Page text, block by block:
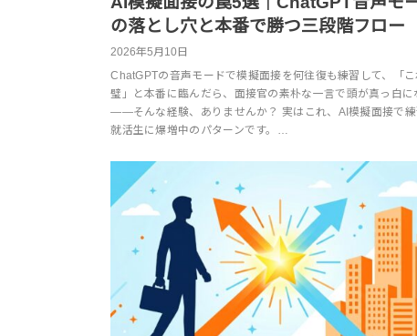
の落とし穴と本番で勝つ三段階フロー
2026年5月10日
ChatGPTの音声モードで模擬面接を何往復も練習して、「
璧」と本番に臨んだら、面接官の素朴な一言で頭が真っ白に
——そんな経験、ありませんか？ 実はこれ、AI模擬面接で練
就活生に爆増中のパターンです。…